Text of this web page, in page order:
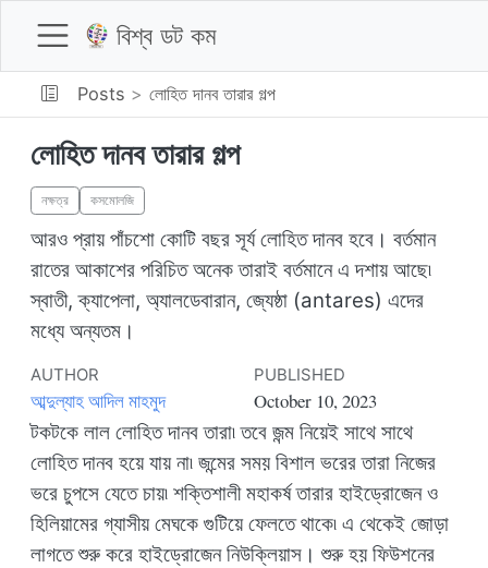
বিশ্ব ডট কম
Posts লোহিত দানব তারার গল্প
লোহিত দানব তারার গল্প
নক্ষত্র কসমোলজি
আরও প্রায় পাঁচশো কোটি বছর সূর্য লোহিত দানব হবে। বর্তমান
রাতের আকাশের পরিচিত অনেক তারাই বর্তমানে এ দশায় আছে৷
স্বাতী, ক্যাপেলা, অ্যালডেবারান, জ্যেষ্ঠা (antares) এদের
মধ্যে অন্যতম।
AUTHOR
আব্দুল্যাহ আদিল মাহমুদ
PUBLISHED
October 10, 2023
টকটকে লাল লোহিত দানব তারা৷ তবে জন্ম নিয়েই সাথে সাথে
লোহিত দানব হয়ে যায় না৷ জন্মের সময় বিশাল ভরের তারা নিজের
ভরে চুপসে যেতে চায়৷ শক্তিশালী মহাকর্ষ তারার হাইড্রোজেন ও
হিলিয়ামের গ্যাসীয় মেঘকে গুটিয়ে ফেলতে থাকে৷ এ থেকেই জোড়া
লাগতে শুরু করে হাইড্রোজেন নিউক্লিয়াস। শুরু হয় ফিউশনের